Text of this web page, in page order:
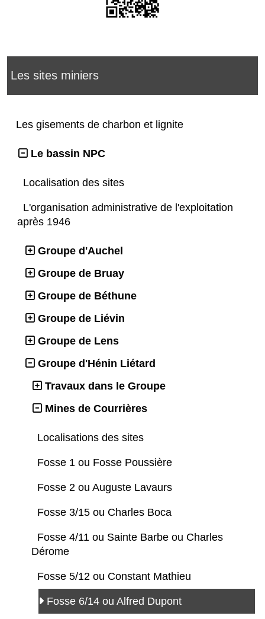
Les sites miniers
Les gisements de charbon et lignite
Le bassin NPC
Localisation des sites
L'organisation administrative de l'exploitation
après 1946
Groupe d'Auchel
Groupe de Bruay
Groupe de Béthune
Groupe de Liévin
Groupe de Lens
Groupe d'Hénin Liétard
Travaux dans le Groupe
Mines de Courrières
Localisations des sites
Fosse 1 ou Fosse Poussière
Fosse 2 ou Auguste Lavaurs
Fosse 3/15 ou Charles Boca
Fosse 4/11 ou Sainte Barbe ou Charles
Dérome
Fosse 5/12 ou Constant Mathieu
Fosse 6/14 ou Alfred Dupont